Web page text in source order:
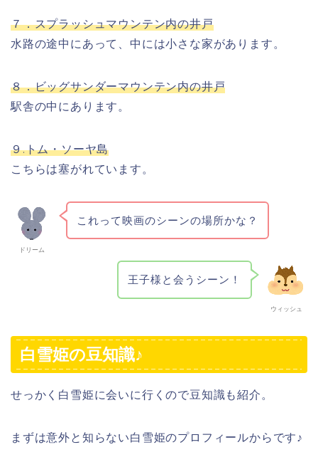
７．スプラッシュマウンテン内の井戸
水路の途中にあって、中には小さな家があります。
８．ビッグサンダーマウンテン内の井戸
駅舎の中にあります。
９.トム・ソーヤ島
こちらは塞がれています。
ドリーム
これって映画のシーンの場所かな？
ウィッシュ
王子様と会うシーン！
白雪姫の豆知識♪
せっかく白雪姫に会いに行くので豆知識も紹介。
まずは意外と知らない白雪姫のプロフィールからです♪